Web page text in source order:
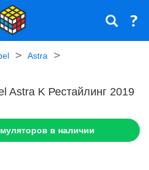
Astra
Astra K Рестайлинг 2019
в наличии